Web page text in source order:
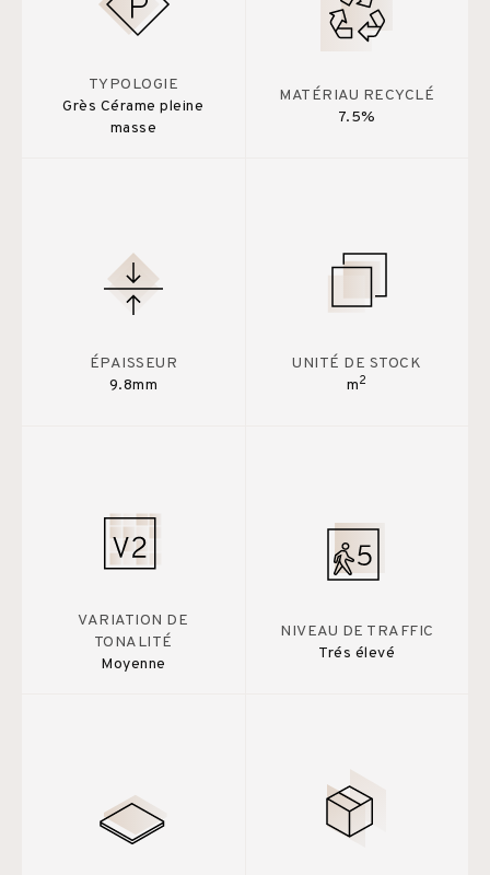
TYPOLOGIE
Grès Cérame pleine
masse
MATÉRIAU RECYCLÉ
7.5%
ÉPAISSEUR
9.8mm
UNITÉ DE STOCK
m2
VARIATION DE
TONALITÉ
Moyenne
NIVEAU DE TRAFFIC
Trés élevé